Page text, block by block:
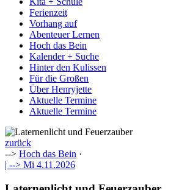
Ferienzeit
Vorhang auf
Abenteuer Lernen
Hoch das Bein
Kalender + Suche
Hinter den Kulissen
Für die Großen
Über Henryjette
Aktuelle Termine
Aktuelle Termine
zurück
--> Hoch das Bein ·
| --> Mi 4.11.2026